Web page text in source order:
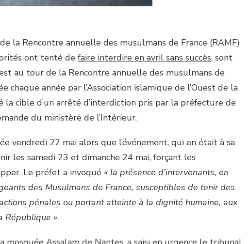
la Rencontre annuelle des musulmans de France (RAMF)
ont tenté de faire interdire en avril sans succès, sont
au tour de la Rencontre annuelle des musulmans de
chaque année par l’Association islamique de l’Ouest de la
la cible d’un arrêté d’interdiction pris par la préfecture de
du ministère de l’Intérieur.
vendredi 22 mai alors que l’événement, qui en était à sa
les samedi 23 et dimanche 24 mai, forçant les
Le préfet a invoqué « la présence d’intervenants, en
des Musulmans de France, susceptibles de tenir des
pénales ou portant atteinte à la dignité humaine, aux
République ».